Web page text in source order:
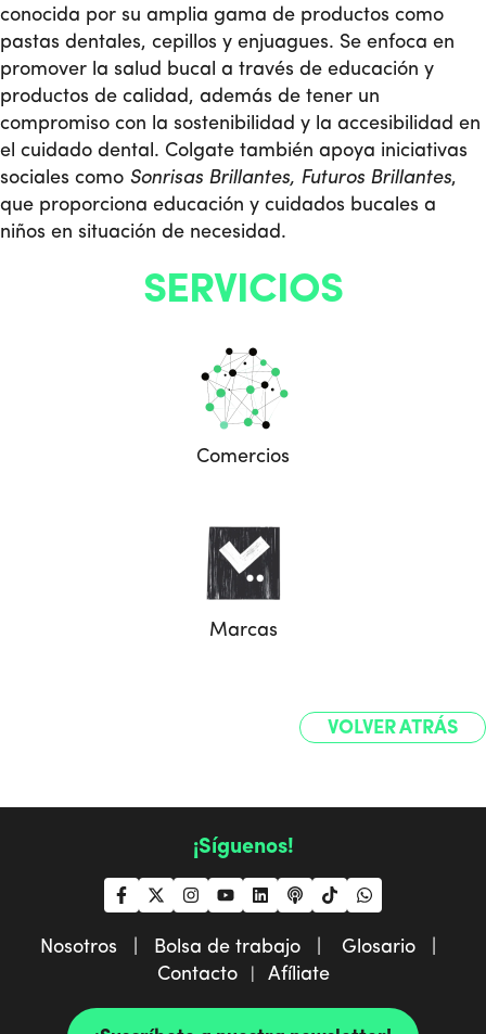
conocida por su amplia gama de productos como
pastas dentales, cepillos y enjuagues. Se enfoca en
promover la salud bucal a través de educación y
productos de calidad, además de tener un
compromiso con la sostenibilidad y la accesibilidad en
el cuidado dental. Colgate también apoya iniciativas
sociales como Sonrisas Brillantes, Futuros Brillantes,
que proporciona educación y cuidados bucales a
niños en situación de necesidad.
SERVICIOS
Comercios
Marcas
VOLVER ATRÁS
¡Síguenos!
Nosotros | Bolsa de trabajo |
Glosario |
Contacto| Afíliate